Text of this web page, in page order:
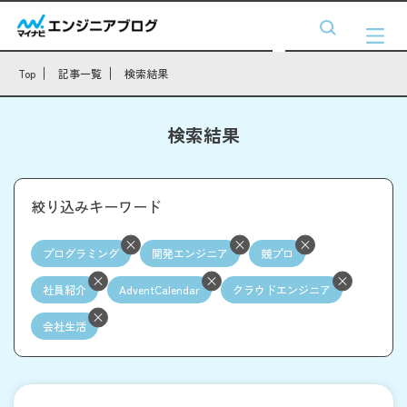
Top 記事一覧 検索結果
検索結果
絞り込みキーワード
プログラミング 開発エンジニア 競プロ
社員紹介 AdventCalendar クラウドエンジニア
会社生活